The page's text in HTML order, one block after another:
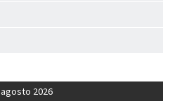
agosto 2026